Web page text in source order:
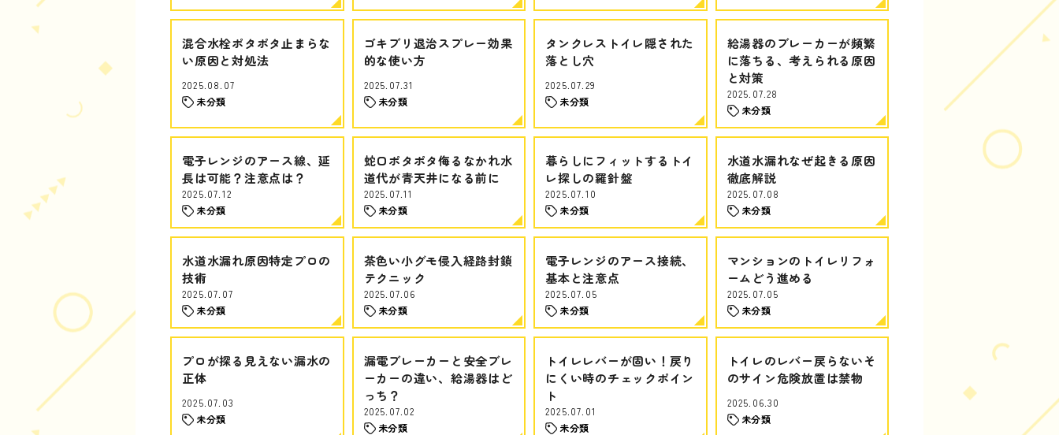
混合水栓ポタポタ止まらな
い原因と対処法
2025.08.07
未分類
ゴキブリ退治スプレー効果
的な使い方
2025.07.31
未分類
タンクレストイレ隠された
落とし穴
2025.07.29
未分類
給湯器のブレーカーが頻繁
に落ちる、考えられる原因
と対策
2025.07.28
未分類
電子レンジのアース線、延
長は可能？注意点は？
2025.07.12
未分類
蛇口ポタポタ侮るなかれ水
道代が青天井になる前に
2025.07.11
未分類
暮らしにフィットするトイ
レ探しの羅針盤
2025.07.10
未分類
水道水漏れなぜ起きる原因
徹底解説
2025.07.08
未分類
水道水漏れ原因特定プロの
技術
2025.07.07
未分類
茶色い小グモ侵入経路封鎖
テクニック
2025.07.06
未分類
電子レンジのアース接続、
基本と注意点
2025.07.05
未分類
マンションのトイレリフォ
ームどう進める
2025.07.05
未分類
プロが探る見えない漏水の
正体
2025.07.03
未分類
漏電ブレーカーと安全ブレ
ーカーの違い、給湯器はど
っち？
2025.07.02
未分類
トイレレバーが固い！戻り
にくい時のチェックポイン
ト
2025.07.01
未分類
トイレのレバー戻らないそ
のサイン危険放置は禁物
2025.06.30
未分類